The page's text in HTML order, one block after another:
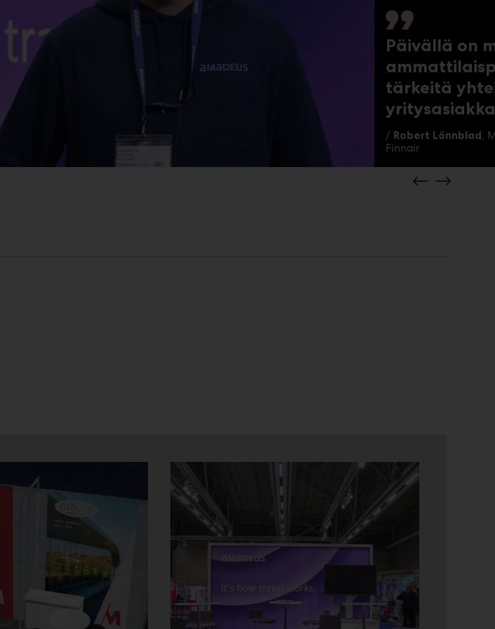
Päivällä on
tärkeitä
/ Robert Lönnblad,
Finnair